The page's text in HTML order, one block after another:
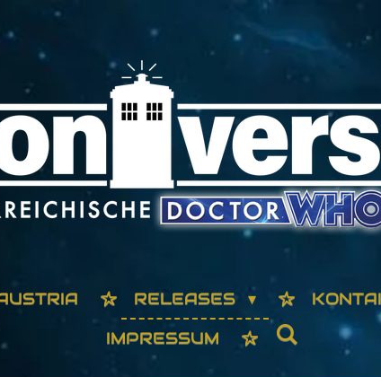
RELEASES
IMPRESSUM